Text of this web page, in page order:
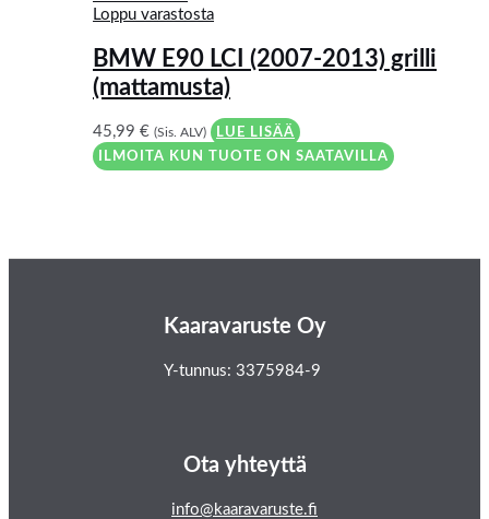
Loppu varastosta
BMW E90 LCI (2007-2013) grilli
(mattamusta)
45,99€ (Sis. ALV)
LUE LISÄÄ
ILMOITA KUN TUOTE ON SAATAVILLA
Kaaravaruste Oy
Y-tunnus: 3375984-9
Ota yhteyttä
info@kaaravaruste.fi